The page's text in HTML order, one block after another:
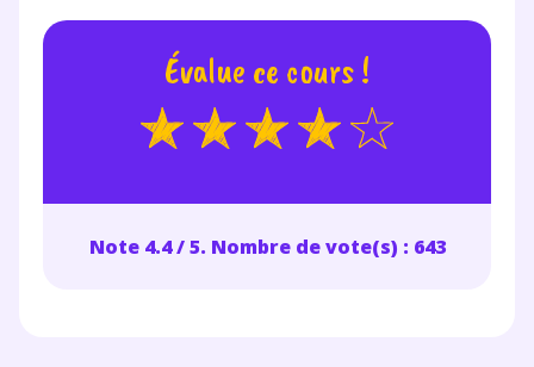
Évalue ce cours !
Note 4.4 / 5. Nombre de vote(s) : 643